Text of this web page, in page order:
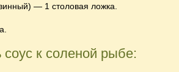
— 1 столовая ложка.
соус к соленой рыбе: